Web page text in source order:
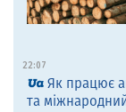
22:07
Як працює
та